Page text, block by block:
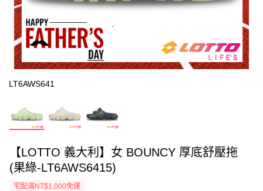
LT6AWS641
【LOTTO 義大利】女 BOUNCY 厚底舒壓拖
(果綠-LT6AWS6415)
宅配滿NT$1,000免運